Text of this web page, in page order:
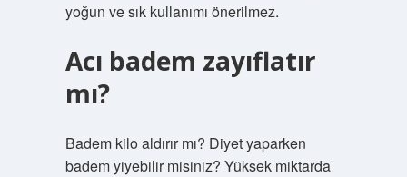
yoğun ve sık kullanımı önerilmez.
Acı badem zayıflatır
mı?
Badem kilo aldırır mı? Diyet yaparken
badem yiyebilir misiniz? Yüksek miktarda